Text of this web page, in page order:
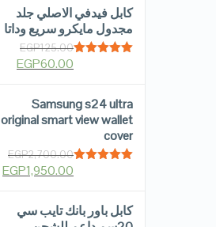
كابل فيدفي الاصلي جلد
مجدول مايكرو سريع وداتا
EGP125.00
EGP60.00
Samsung s24 ultra
original smart view wallet
cover
EGP2,700.00
EGP1,950.00
كابل باور بانك تايب سي